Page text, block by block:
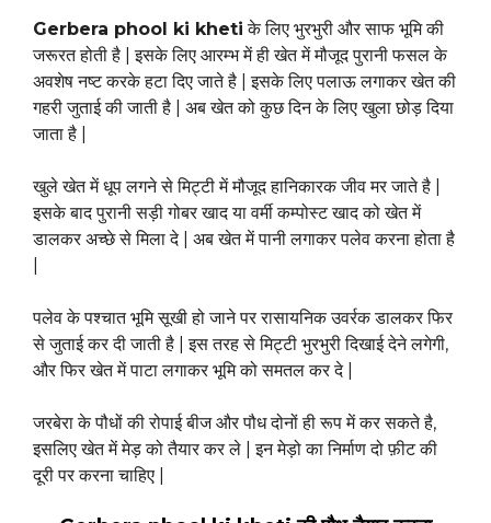
Gerbera phool ki kheti के लिए भुरभुरी और साफ भूमि की
जरूरत होती है | इसके लिए आरम्भ में ही खेत में मौजूद पुरानी फसल के
अवशेष नष्ट करके हटा दिए जाते है | इसके लिए पलाऊ लगाकर खेत की
गहरी जुताई की जाती है | अब खेत को कुछ दिन के लिए खुला छोड़ दिया
जाता है |
खुले खेत में धूप लगने से मिट्टी में मौजूद हानिकारक जीव मर जाते है |
इसके बाद पुरानी सड़ी गोबर खाद या वर्मी कम्पोस्ट खाद को खेत में
डालकर अच्छे से मिला दे | अब खेत में पानी लगाकर पलेव करना होता है
पलेव के पश्चात भूमि सूखी हो जाने पर रासायनिक उवर्रक डालकर फिर
से जुताई कर दी जाती है | इस तरह से मिट्टी भुरभुरी दिखाई देने लगेगी,
और फिर खेत में पाटा लगाकर भूमि को समतल कर दे |
जरबेरा के पौधों की रोपाई बीज और पौध दोनों ही रूप में कर सकते है,
इसलिए खेत में मेड़ को तैयार कर ले | इन मेड़ो का निर्माण दो फ़ीट की
दूरी पर करना चाहिए |